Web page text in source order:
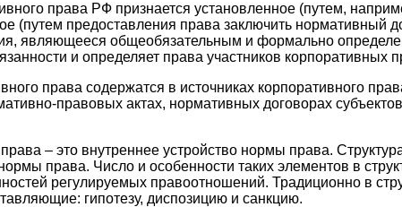
права РФ признается установленное (путем,
(путем предоставления права заключить нормативный
являющееся общеобязательным и формально
и определяет права участников корпоративных
права содержатся в источниках корпоративного
правовых актах, нормативных договорах
– это внутреннее устройство нормы права.
права. Число и особенности таких элементов в
регулируемых правоотношений. Традиционно в
гипотезу, диспозицию и санкцию.